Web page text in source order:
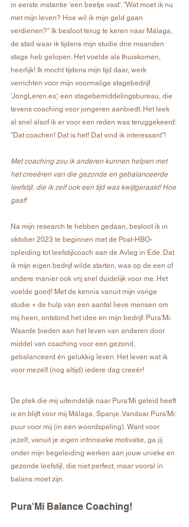
in eerste instantie 'een beetje vast'. ''Wat moet ik nu
met mijn leven? Hoe wil ik mijn geld gaan
verdienen?'' Ik besloot terug te keren naar Málaga,
de stad waar ik tijdens mijn studie drie maanden
stage heb gelopen. Het voelde als thuiskomen,
heerlijk! Ik mocht tijdens mijn tijd daar, werk
verrichten voor mijn voormalige stagebedrijf
'JongLeren.es': een stagebemiddelingsbureau, die
tevens coaching voor jongeren aanbiedt. Het leek
al snel alsof ik er voor een reden was teruggekeerd:
''Dat coachen! Dat is het! Dat vind ik interessant''!
Met coaching zou ik anderen kunnen helpen met
het creeëren van die gezonde en gebalanceerde
leefstijl, die ik zelf ook een tijd was kwijtgeraakt! Hoe
gaaf!
Na mijn research te hebben gedaan, besloot ik in
oktober 2023 te beginnen met de Post-HBO-
opleiding tot leefstijlcoach aan de Avleg in Ede. Dat
ik mijn eigen bedrijf wilde starten, was op de een of
andere manier ook vrij snel duidelijk voor me. Het
voelde goed! Met de kennis vanuit mijn vorige
studie + de hulp van een aantal lieve mensen om
mij heen, ontstond het idee en mijn bedrijf: Pura'Mi.
Waarde bieden aan het leven van anderen door
middel van coaching voor een gezond,
gebalanceerd én gelukkig leven. Het leven wat ik
voor mezelf (nog altijd) iedere dag creeër!
De plek die mij uiteindelijk naar Pura'Mi geleid heeft
is en blijft voor mij Málaga, Spanje. Vandaar Pura'Mi:
puur voor mij (in een woordspeling). Want voor
jezelf, vanuit je eigen intrinsieke motivatie, ga jij
onder mijn begeleiding werken aan jouw unieke en
gezonde leefstijl, die niet perfect, maar vooral in
balans moet zijn.
Pura'Mi Balance Coaching!